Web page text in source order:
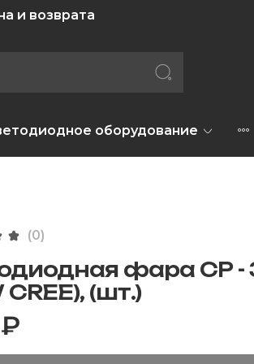
и возврата
оборудование
(0)
фара CP -
(шт.)
₽